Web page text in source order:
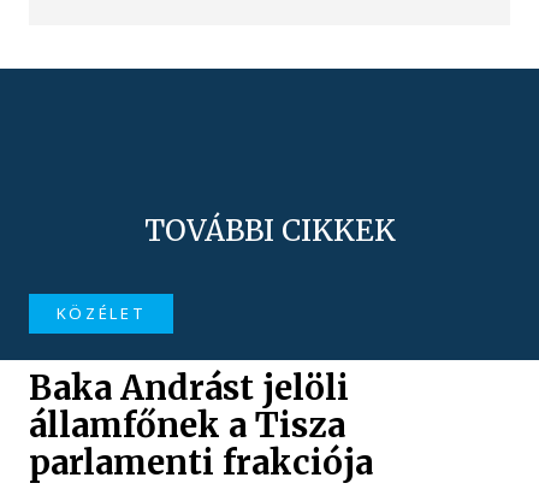
TOVÁBBI CIKKEK
KÖZÉLET
Baka Andrást jelöli
államfőnek a Tisza
parlamenti frakciója